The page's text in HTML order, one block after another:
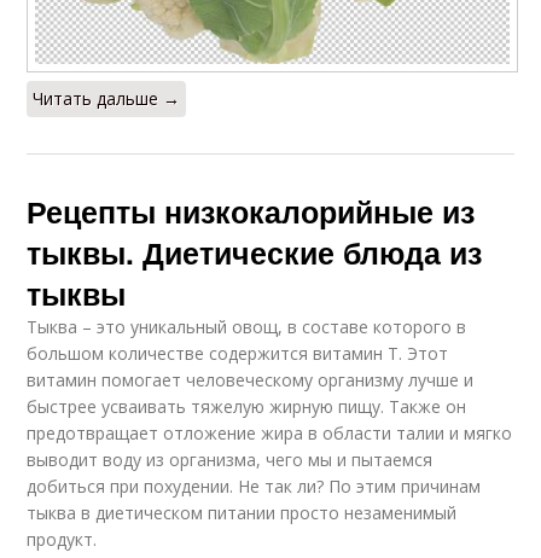
Читать дальше →
Рецепты низкокалорийные из
тыквы. Диетические блюда из
тыквы
Тыква – это уникальный овощ, в составе которого в
большом количестве содержится витамин Т. Этот
витамин помогает человеческому организму лучше и
быстрее усваивать тяжелую жирную пищу. Также он
предотвращает отложение жира в области талии и мягко
выводит воду из организма, чего мы и пытаемся
добиться при похудении. Не так ли? По этим причинам
тыква в диетическом питании просто незаменимый
продукт.